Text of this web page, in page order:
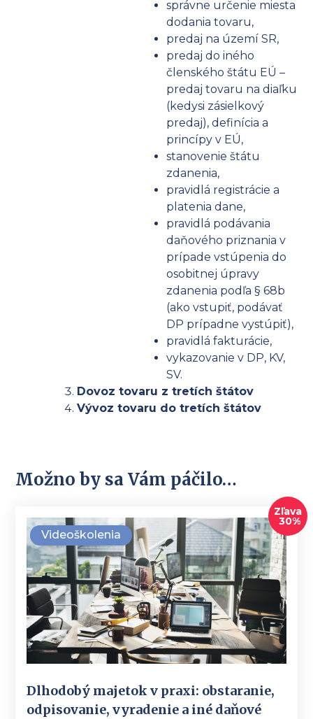
správne určenie miesta
dodania tovaru,
predaj na území SR,
predaj do iného
členského štátu EÚ –
predaj tovaru na diaľku
(kedysi zásielkový
predaj), definícia a
princípy v EÚ,
stanovenie štátu
zdanenia,
pravidlá registrácie a
platenia dane,
pravidlá podávania
daňového priznania v
prípade vstúpenia do
osobitnej úpravy
zdanenia podľa § 68b
(ako vstupiť, podávať
DP prípadne vystúpiť),
pravidlá fakturácie,
vykazovanie v DP, KV,
SV.
Dovoz tovaru z tretích štátov
Vývoz tovaru do tretích štátov
Možno by sa Vám páčilo…
Videoškolenia
Zľava
30%
Dlhodobý majetok v praxi: obstaranie,
odpisovanie, vyradenie a iné daňové